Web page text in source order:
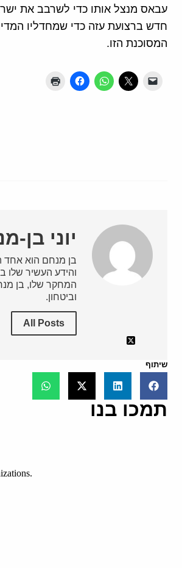
עבאס מנצל אותו כדי לשרבב את
חדש ברצועת עזה כדי שמחדליו
המסוכנת הזו.
יוני בן-
בן מנחם הוא אחד
והידע העשיר שלו
המחקר שלו, בן
וביטחון.
All Posts
שיתוף
תמכו בנו